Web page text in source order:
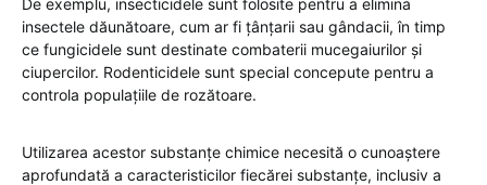
De exemplu, insecticidele sunt folosite pentru a elimina
insectele dăunătoare, cum ar fi țânțarii sau gândacii, în timp
ce fungicidele sunt destinate combaterii mucegaiurilor și
ciupercilor. Rodenticidele sunt special concepute pentru a
controla populațiile de rozătoare.
Utilizarea acestor substanțe chimice necesită o cunoaștere
aprofundată a caracteristicilor fiecărei substanțe, inclusiv a